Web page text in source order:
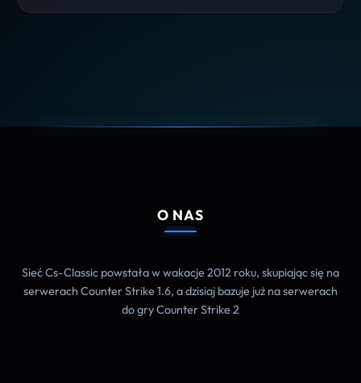
O NAS
Sieć Cs-Classic powstała w wakacje 2012 roku, skupiając się na
serwerach Counter Strike 1.6, a dzisiaj bazuje już na serwerach
do gry Counter Strike 2